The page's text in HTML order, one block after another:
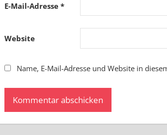
E-Mail-Adresse*
Website
Name, E-Mail-Adresse und Website in